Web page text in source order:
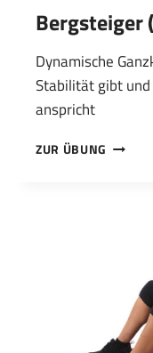
Bergsteiger
Dynamische
Stabilität gibt
anspricht
ZUR ÜBUNG